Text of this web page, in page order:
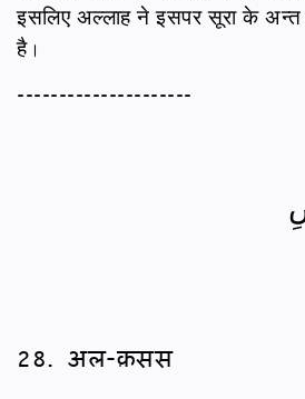
इसलिए अल्लाह ने इसपर सूरा के अन्त
है।
---------------------
28. अल-क़सस